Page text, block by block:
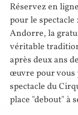
Réservez en
pour le
Andorre, la
véritable
après deux ans
œuvre pour vous
spectacle du
place "debout" à